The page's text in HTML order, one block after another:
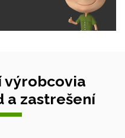
výrobcovia
a zastrešení